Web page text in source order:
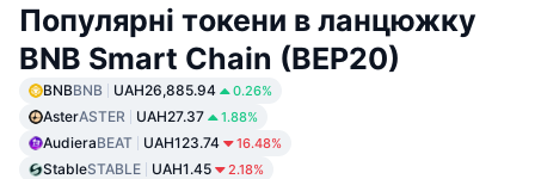
Популярні токени в ланцюжку
BNB Smart Chain (BEP20)
BNBBNB UAH26,885.94 0.26%
AsterASTER UAH27.37 1.88%
AudieraBEAT UAH123.74 16.48%
StableSTABLE UAH1.45 2.18%